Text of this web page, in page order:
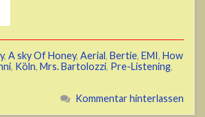
, A sky Of Honey, Aerial, Bertie, EMI, How
, Köln, Mrs. Bartolozzi, Pre-Listening,
Kommentar hinterlassen